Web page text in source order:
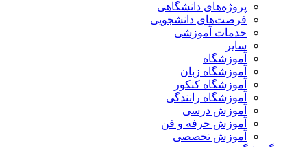
پروژه‌های دانشگاهی
فرصت‌های دانشجویی
خدمات آموزشی
سایر
آموزشگاه
آموزشگاه زبان
آموزشگاه کنکور
آموزشگاه رانندگی
آموزش درسی
آموزش حرفه و فن
آموزش تخصصی